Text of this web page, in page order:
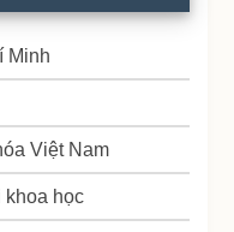
Minh
Việt Nam
khoa học